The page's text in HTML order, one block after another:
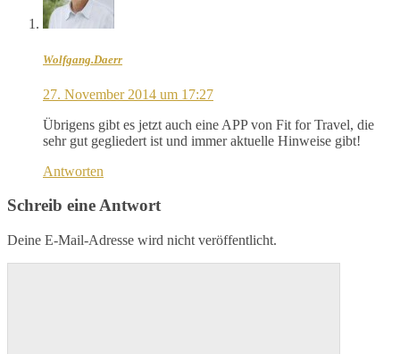
Wolfgang.Daerr
27. November 2014 um 17:27
Übrigens gibt es jetzt auch eine APP von Fit for Travel, die
sehr gut gegliedert ist und immer aktuelle Hinweise gibt!
Antworten
Schreib eine Antwort
Deine E-Mail-Adresse wird nicht veröffentlicht.